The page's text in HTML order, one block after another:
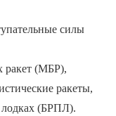
силы
ракет (МБР),
ракеты,
(БРПЛ).